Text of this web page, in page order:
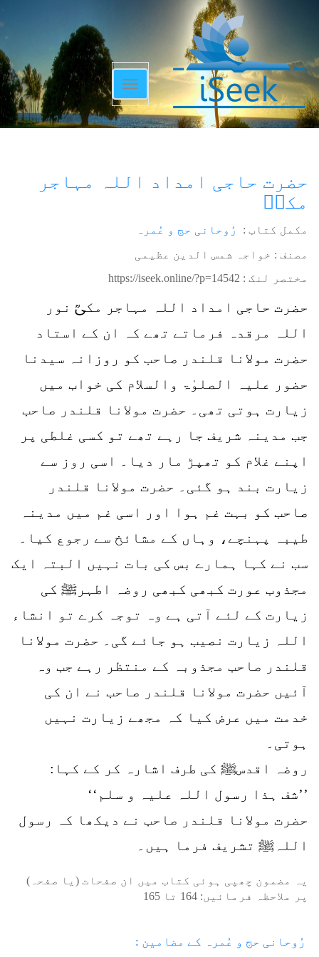
Toggle
navigation
حضرت حاجی امداد اللہ مہاجر
مکیؒ
مکمل کتاب : رُوحانی حج و عُمرہ
مصنف : خواجہ شمس الدین عظیمی
مختصر لنک : https://iseek.online/?p=14542
حضرت حاجی امداد اللہ مہاجر مکیؒ نور
اللہ مرقدہ فرماتے تھے کہ ان کے استاد
حضرت مولانا قلندر صاحب کو روزانہ سیدنا
حضور علیہ الصلوٰۃ والسلام کی خواب میں
زیارت ہوتی تھی۔ حضرت مولانا قلندر صاحب
جب مدینہ شریف جا رہے تھے تو کسی غلطی پر
اپنے غلام کو تھپڑ مار دیا۔ اسی روز سے
زیارت بند ہو گئی۔ حضرت مولانا قلندر
صاحب کو بہت غم ہوا اور اسی غم میں مدینہ
طیبہ پہنچے، وہاں کے مشائخ سے رجوع کیا۔
سب نے کہا ہمارے بس کی بات نہیں البتہ ایک
مجذوب عورت کبھی کبھی روضہ اطہرﷺ کی
زیارت کے لئے آتی ہے وہ توجہ کرے تو انشاء
اللہ زیارت نصیب ہو جائے گی۔ حضرت مولانا
قلندر صاحب مجذوبہ کے منتظر رہے جب وہ
آئیں حضرت مولانا قلندر صاحب نے ان کی
خدمت میں عرض کیا کہ مجھے زیارت نہیں
ہوتی۔
روضہ اقدسﷺ کی طرف اشارہ کر کے کہا:
’’شف ہذا رسول اللہ علیہ و سلم‘‘
حضرت مولانا قلندر صاحب نے دیکھا کہ رسول
اللہﷺ تشریف فرما ہیں۔
یہ مضمون چھپی ہوئی کتاب میں ان صفحات (یا صفحہ)
پر ملاحظہ فرمائیں: 164 تا 165
رُوحانی حج و عُمرہ کے مضامین :